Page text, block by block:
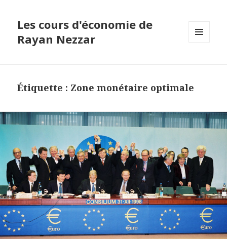
Les cours d'économie de
Rayan Nezzar
Étiquette : Zone monétaire optimale